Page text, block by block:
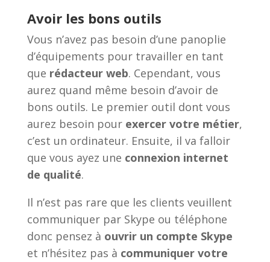
Avoir les bons outils
Vous n’avez pas besoin d’une panoplie
d’équipements pour travailler en tant
que rédacteur web. Cependant, vous
aurez quand même besoin d’avoir de
bons outils. Le premier outil dont vous
aurez besoin pour exercer votre métier,
c’est un ordinateur. Ensuite, il va falloir
que vous ayez une connexion internet
de qualité.
Il n’est pas rare que les clients veuillent
communiquer par Skype ou téléphone
donc pensez à ouvrir un compte Skype
et n’hésitez pas à communiquer votre